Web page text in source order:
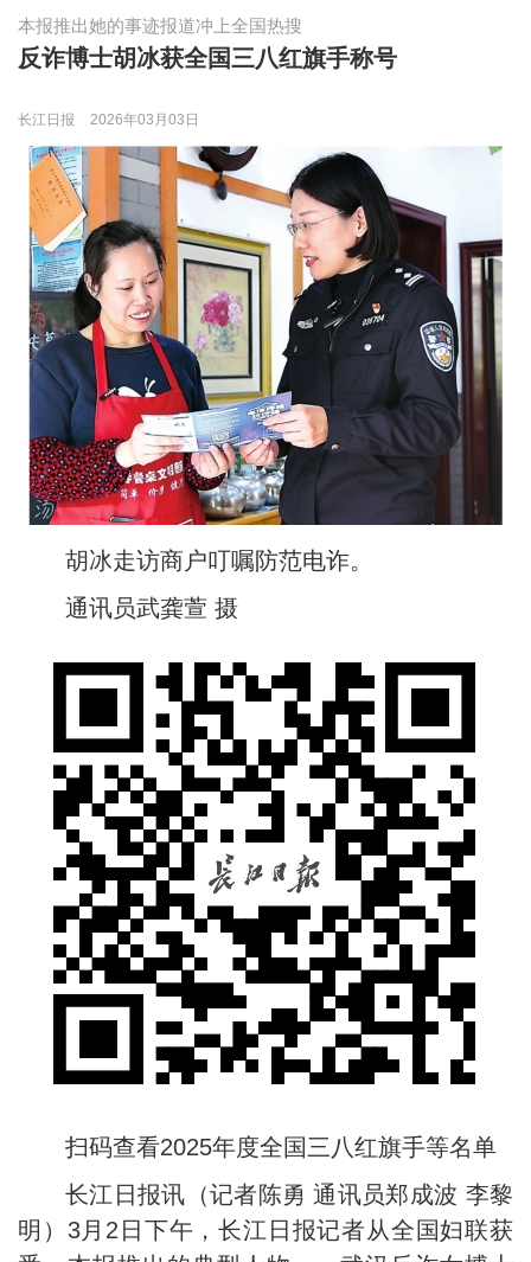
本报推出她的事迹报道冲上全国热搜
反诈博士胡冰获全国三八红旗手称号
长江日报 2026年03月03日
胡冰走访商户叮嘱防范电诈。
通讯员武龚萱 摄
扫码查看2025年度全国三八红旗手等名单
长江日报讯（记者陈勇 通讯员郑成波 李黎
明）3月2日下午，长江日报记者从全国妇联获